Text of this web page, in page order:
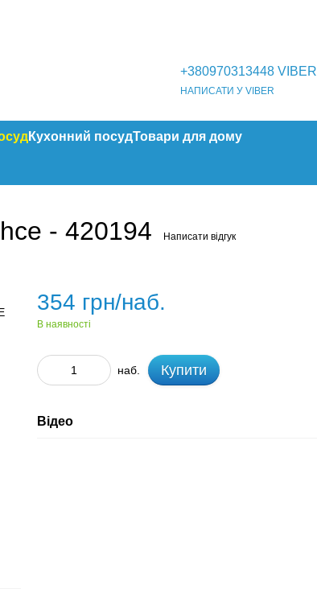
+380970313448 VIBER
НАПИСАТИ У VIBER
Кухонний посудТовари для дому
- 420194 Написати відгук
354 грн/наб.
В наявності
наб. Купити
Відео